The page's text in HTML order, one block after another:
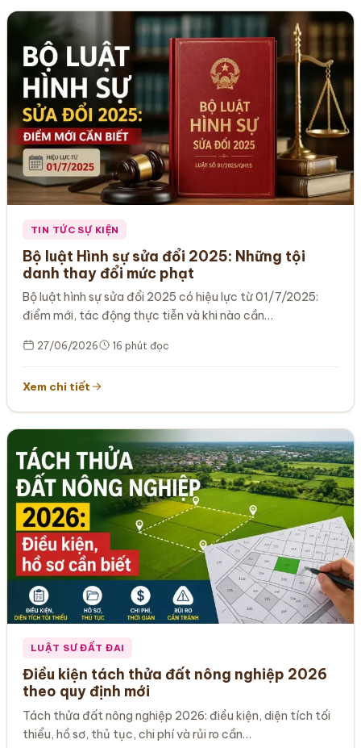
TIN TỨC SỰ KIỆN
Bộ luật Hình sự sửa đổi 2025: Những tội
danh thay đổi mức phạt
Bộ luật hình sự sửa đổi 2025 có hiệu lực từ 01/7/2025:
điểm mới, tác động thực tiễn và khi nào cần…
27/06/2026 16 phút đọc
Xem chi tiết
LUẬT SƯ ĐẤT ĐAI
Điều kiện tách thửa đất nông nghiệp 2026
theo quy định mới
Tách thửa đất nông nghiệp 2026: điều kiện, diện tích tối
thiểu, hồ sơ, thủ tục, chi phí và rủi ro cần…